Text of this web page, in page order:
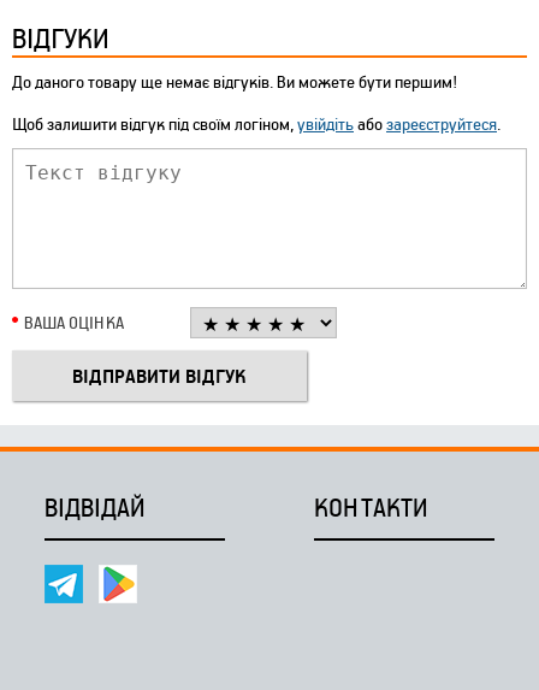
ВІДГУКИ
До даного товару ще немає відгуків. Ви можете бути першим!
Щоб залишити відгук під своїм логіном,увійдітьабозареєструйтеся.
ВАША ОЦІНКА
ВІДВІДАЙ КОНТАКТИ